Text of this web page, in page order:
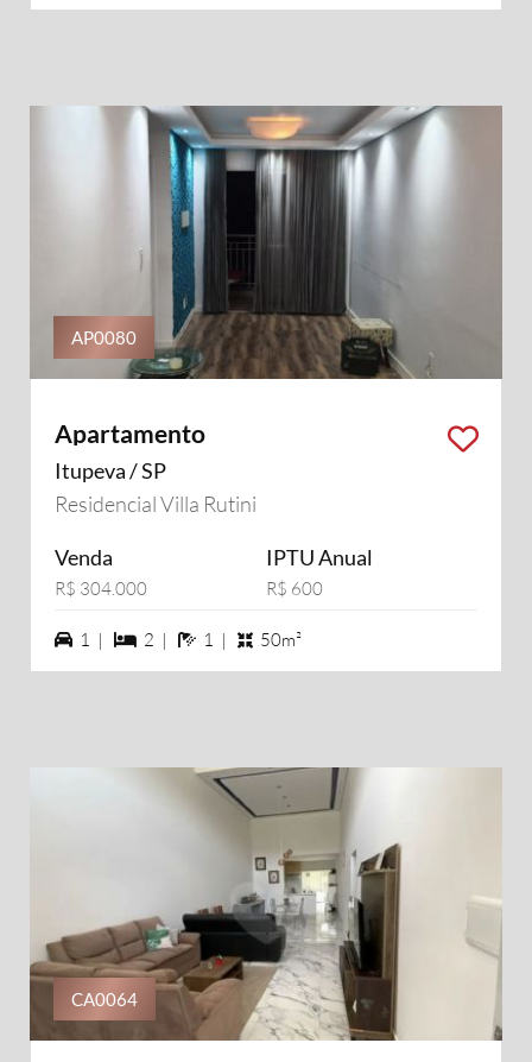
AP0080
Apartamento
Itupeva / SP
Residencial Villa Rutini
Venda
R$ 304.000
IPTU Anual
R$ 600
1 vagas na garagem
1 | 2 dormiórios
2 | 1 banheiros
1 | 50m²
CA0064